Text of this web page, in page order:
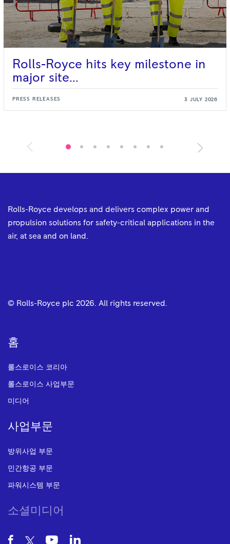
Rolls-Royce hits key milestone in
major site...
PRESS RELEASES 3 JULY 2026
Rolls-Royce develops and delivers complex power and
propulsion solutions for safety-critical applications in the
air, at sea and on land.
© Rolls-Royce plc 2026 . All rights reserved.
홈
롤스로이스 코리아
롤스로이스 사업부문
미디어
사업부문
방위사업 부문
민간항공 부문
파워시스템 부문
소셜미디어